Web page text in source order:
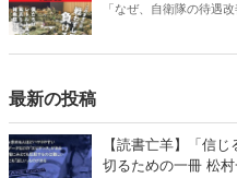
「なぜ、自衛隊の待遇
最新の投稿
【読書亡羊】「信
切るための一冊 松村一志『科学否定論はなぜ人を惹きつけ